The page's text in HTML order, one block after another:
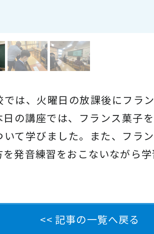
では、火曜日の放課後にフラ
日の講座では、フランス菓子
いて学びました。また、フラ
を発音練習をおこないながら
<< 記事の一覧へ戻る